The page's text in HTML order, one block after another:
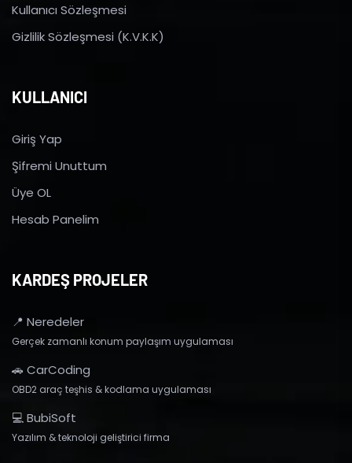
Kullanıcı Sözleşmesi
Gizlilik Sözleşmesi (K.V.K.K)
KULLANICI
Giriş Yap
Şifremi Unuttum
Üye OL
Hesab Panelim
KARDEŞ PROJELER
📍 Neredeler
Gerçek zamanlı konum paylaşım uygulaması
🚗 CarCoding
OBD2 araç teşhis & kodlama uygulaması
💻 BubiSoft
Yazılım & teknoloji geliştirici firma